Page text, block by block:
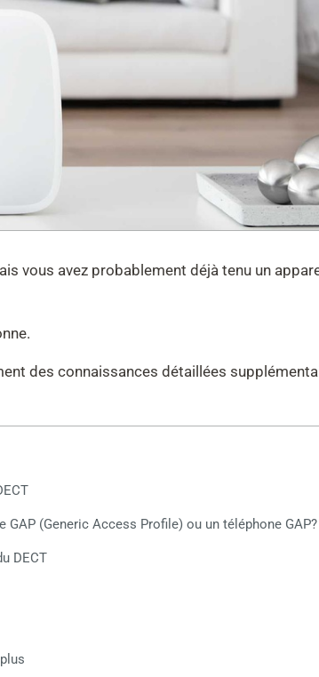
vous avez probablement déjà tenu un
des connaissances détaillées
GAP (Generic Access Profile) ou un téléphone GAP?
DECT